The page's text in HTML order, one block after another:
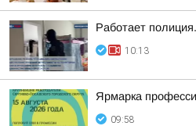
Работает
10:13
Ярмарка
09:58